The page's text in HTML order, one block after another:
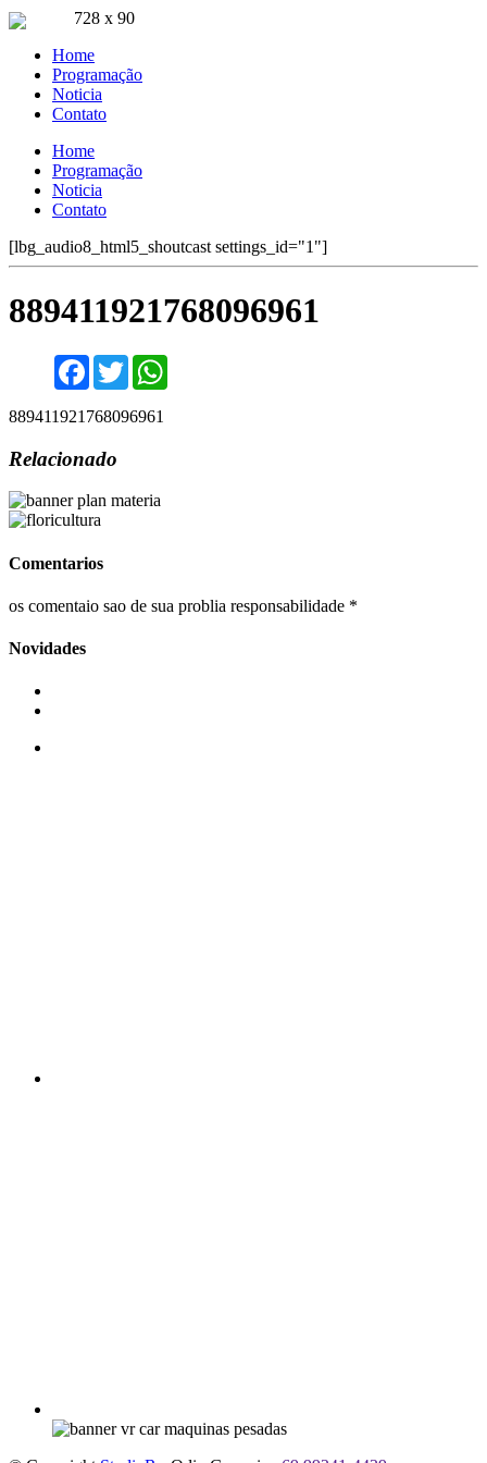
728 x 90
Home
Programação
Noticia
Contato
Home
Programação
Noticia
Contato
[lbg_audio8_html5_shoutcast settings_id="1"]
889411921768096961
Facebook
Twitter
889411921768096961
Relacionado
Comentarios
os comentaio sao de sua problia responsabilidade *
Novidades